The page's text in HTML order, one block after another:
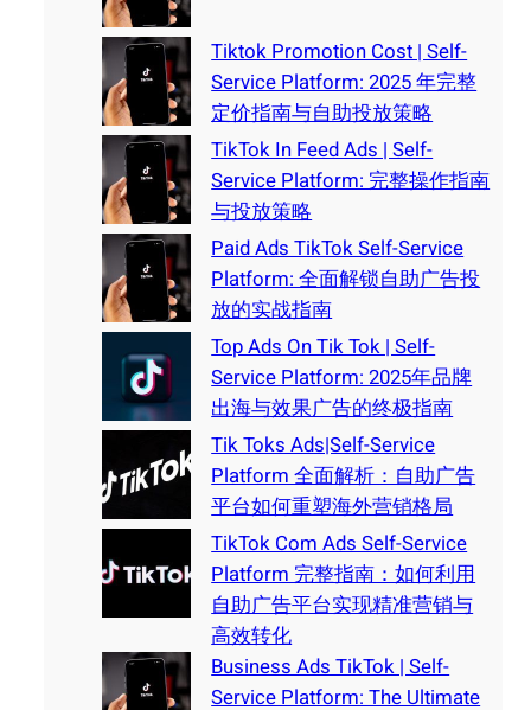
Tiktok Promotion Cost | Self-
Service Platform: 2025 年完整
定价指南与自助投放策略
TikTok In Feed Ads | Self-
Service Platform: 完整操作指南
与投放策略
Paid Ads TikTok Self-Service
Platform: 全面解锁自助广告投
放的实战指南
Top Ads On Tik Tok | Self-
Service Platform: 2025年品牌
出海与效果广告的终极指南
Tik Toks Ads|Self-Service
Platform 全面解析：自助广告
平台如何重塑海外营销格局
TikTok Com Ads Self-Service
Platform 完整指南：如何利用
自助广告平台实现精准营销与
高效转化
Business Ads TikTok | Self-
Service Platform: The Ultimate